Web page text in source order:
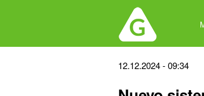
Back
top
12.12.2024 - 09:34